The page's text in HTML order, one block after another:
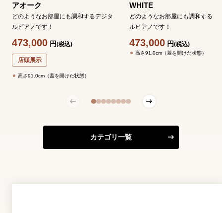
アオーク
どのようなお部屋にも調和するデジタ
ルピアノです！
473,000円(税込)
店頭展示
高さ91.0cm（蓋を開けた状態）
WHITE
どのようなお部屋にも調和するデ
ルピアノです！
473,000円(税込)
高さ91.0cm（蓋を開けた状態）
カテゴリ一覧